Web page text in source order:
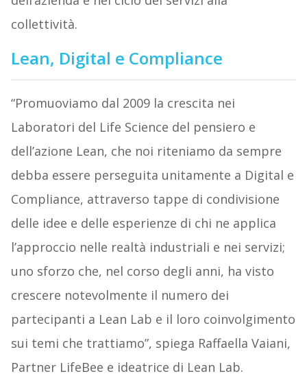
collettività.
Lean, Digital e Compliance
“Promuoviamo dal 2009 la crescita nei
Laboratori del Life Science del pensiero e
dell’azione Lean, che noi riteniamo da sempre
debba essere perseguita unitamente a Digital e
Compliance, attraverso tappe di condivisione
delle idee e delle esperienze di chi ne applica
l’approccio nelle realtà industriali e nei servizi;
uno sforzo che, nel corso degli anni, ha visto
crescere notevolmente il numero dei
partecipanti a Lean Lab e il loro coinvolgimento
sui temi che trattiamo”, spiega Raffaella Vaiani,
Partner LifeBee e ideatrice di Lean Lab.